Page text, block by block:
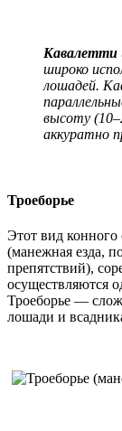
Кавалетти
широко
лошадей.
высоту
аккуратно
Троеборье
Этот вид конного
(манежная езда,
препятствий),
осуществляются
Троеборье —
лошади и